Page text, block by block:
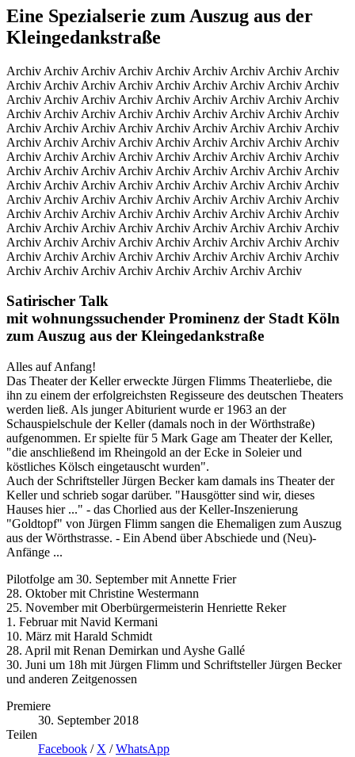
Eine Spezialserie zum Auszug aus der
Kleingedankstraße
Archiv Archiv Archiv Archiv Archiv Archiv Archiv Archiv Archiv
Archiv Archiv Archiv Archiv Archiv Archiv Archiv Archiv Archiv
Archiv Archiv Archiv Archiv Archiv Archiv Archiv Archiv Archiv
Archiv Archiv Archiv Archiv Archiv Archiv Archiv Archiv Archiv
Archiv Archiv Archiv Archiv Archiv Archiv Archiv Archiv Archiv
Archiv Archiv Archiv Archiv Archiv Archiv Archiv Archiv Archiv
Archiv Archiv Archiv Archiv Archiv Archiv Archiv Archiv Archiv
Archiv Archiv Archiv Archiv Archiv Archiv Archiv Archiv Archiv
Archiv Archiv Archiv Archiv Archiv Archiv Archiv Archiv Archiv
Archiv Archiv Archiv Archiv Archiv Archiv Archiv Archiv Archiv
Archiv Archiv Archiv Archiv Archiv Archiv Archiv Archiv Archiv
Archiv Archiv Archiv Archiv Archiv Archiv Archiv Archiv Archiv
Archiv Archiv Archiv Archiv Archiv Archiv Archiv Archiv Archiv
Archiv Archiv Archiv Archiv Archiv Archiv Archiv Archiv Archiv
Archiv Archiv Archiv Archiv Archiv Archiv Archiv Archiv
Satirischer Talk
mit wohnungssuchender Prominenz der Stadt Köln
zum Auszug aus der Kleingedankstraße
Alles auf Anfang!
Das Theater der Keller erweckte Jürgen Flimms Theaterliebe, die
ihn zu einem der erfolgreichsten Regisseure des deutschen Theaters
werden ließ. Als junger Abiturient wurde er 1963 an der
Schauspielschule der Keller (damals noch in der Wörthstraße)
aufgenommen. Er spielte für 5 Mark Gage am Theater der Keller,
"die anschließend im Rheingold an der Ecke in Soleier und
köstliches Kölsch eingetauscht wurden".
Auch der Schriftsteller Jürgen Becker kam damals ins Theater der
Keller und schrieb sogar darüber. "Hausgötter sind wir, dieses
Hauses hier ..." - das Chorlied aus der Keller-Inszenierung
"Goldtopf" von Jürgen Flimm sangen die Ehemaligen zum Auszug
aus der Wörthstrasse. - Ein Abend über Abschiede und (Neu)-
Anfänge ...
Pilotfolge am 30. September mit Annette Frier
28. Oktober mit Christine Westermann
25. November mit Oberbürgermeisterin Henriette Reker
1. Februar mit Navid Kermani
10. März mit Harald Schmidt
28. April mit Renan Demirkan und Ayshe Gallé
30. Juni um 18h mit Jürgen Flimm und Schriftsteller Jürgen Becker
und anderen Zeitgenossen
Premiere
30. September 2018
Teilen
Facebook / X /WhatsApp